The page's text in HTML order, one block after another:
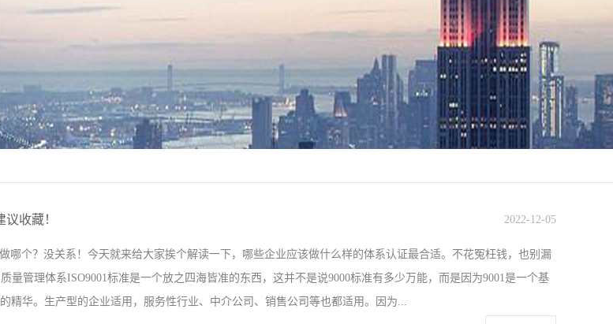
收藏！
哪个？没关系！今天就来给大家挨个解读一下，哪些企业应该做什么样的体系认证最合适。不花冤枉钱，也别漏
量管理体系ISO9001标准是一个放之四海皆准的东西，这并不是说9000标准有多少万能，而是因为9001是一个基
精华。生产型的企业适用，服务性行业、中介公司、销售公司等也都适用。因为...
2022-12-05